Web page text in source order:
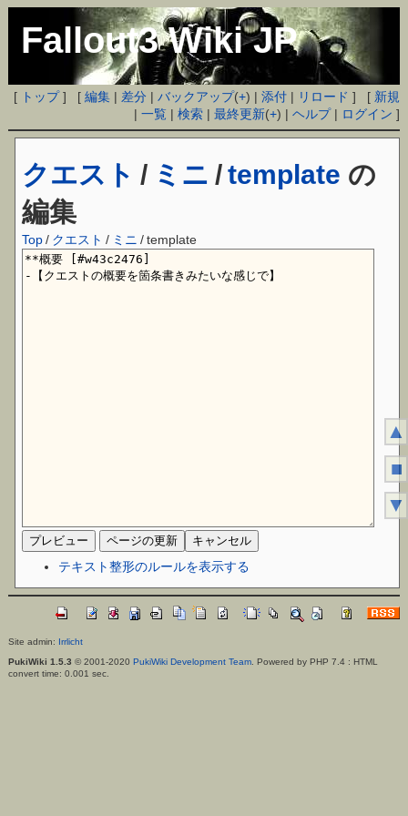
Fallout3 Wiki JP
[ トップ] [編集 | 差分 |バックアップ(+) |添付 | リロード ] [ 新規
|一覧 |検索 |最終更新(+) |ヘルプ| ログイン ]
クエスト / ミニ /template の
編集
Top / クエスト / ミニ / template
テキスト整形のルールを表示する
Site admin: Irrlicht
PukiWiki 1.5.3 © 2001-2020 PukiWiki Development Team. Powered by PHP 7.4 : HTML
convert time: 0.001 sec.
▲
■
▼